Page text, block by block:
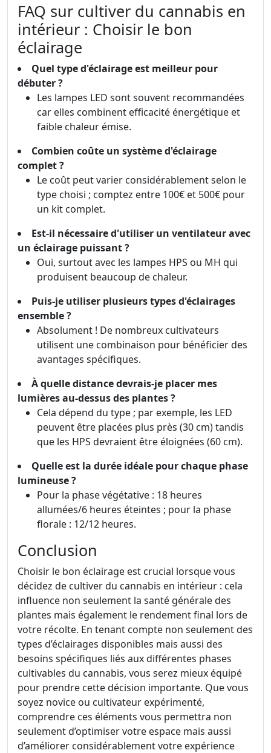
FAQ sur cultiver du cannabis en
intérieur : Choisir le bon
éclairage
Quel type d'éclairage est meilleur pour
débuter ?
Les lampes LED sont souvent recommandées
car elles combinent efficacité énergétique et
faible chaleur émise.
Combien coûte un système d'éclairage
complet ?
Le coût peut varier considérablement selon le
type choisi ; comptez entre 100€ et 500€ pour
un kit complet.
Est-il nécessaire d'utiliser un ventilateur avec
un éclairage puissant ?
Oui, surtout avec les lampes HPS ou MH qui
produisent beaucoup de chaleur.
Puis-je utiliser plusieurs types d'éclairages
ensemble ?
Absolument ! De nombreux cultivateurs
utilisent une combinaison pour bénéficier des
avantages spécifiques.
À quelle distance devrais-je placer mes
lumières au-dessus des plantes ?
Cela dépend du type ; par exemple, les LED
peuvent être placées plus près (30 cm) tandis
que les HPS devraient être éloignées (60 cm).
Quelle est la durée idéale pour chaque phase
lumineuse ?
Pour la phase végétative : 18 heures
allumées/6 heures éteintes ; pour la phase
florale : 12/12 heures.
Conclusion
Choisir le bon éclairage est crucial lorsque vous
décidez de cultiver du cannabis en intérieur : cela
influence non seulement la santé générale des
plantes mais également le rendement final lors de
votre récolte. En tenant compte non seulement des
types d’éclairages disponibles mais aussi des
besoins spécifiques liés aux différentes phases
cultivables du cannabis, vous serez mieux équipé
pour prendre cette décision importante. Que vous
soyez novice ou cultivateur expérimenté,
comprendre ces éléments vous permettra non
seulement d’optimiser votre espace mais aussi
d’améliorer considérablement votre expérience